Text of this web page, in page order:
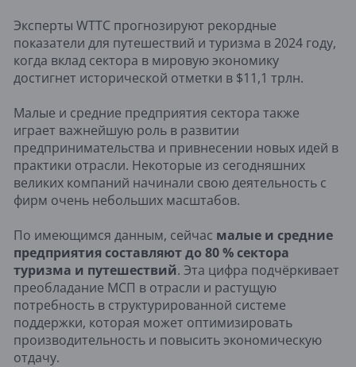
Эксперты WTTC прогнозируют рекордные
показатели для путешествий и туризма в 2024 году,
когда вклад сектора в мировую экономику
достигнет исторической отметки в $11,1 трлн.
Малые и средние предприятия сектора также
играет важнейшую роль в развитии
предпринимательства и привнесении новых идей в
практики отрасли. Некоторые из сегодняшних
великих компаний начинали свою деятельность с
фирм очень небольших масштабов.
По имеющимся данным, сейчас малые и средние
предприятия составляют до 80 % сектора
туризма и путешествий. Эта цифра подчёркивает
преобладание МСП в отрасли и растущую
потребность в структурированной системе
поддержки, которая может оптимизировать
производительность и повысить экономическую
отдачу.